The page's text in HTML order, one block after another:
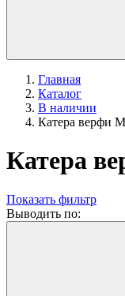
Главная
Каталог
В наличии
Катера верфи
Катера
Показать фильтр
Выводить по: